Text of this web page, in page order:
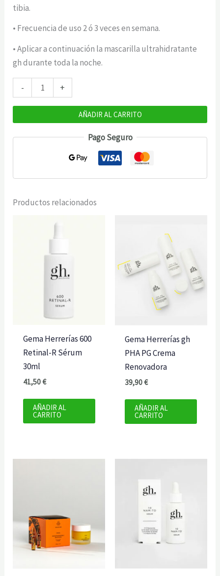
tibia.
• Frecuencia de uso 2 ó 3 veces en semana.
• Aplicar a continuación la mascarilla ultrahidratante
gh durante toda la noche.
-
Herrerías
Enzimático
40g
+
AÑADIR AL CARRITO
Pago Seguro
Productos relacionados
Gema Herrerías 600
Retinal-R Sérum
30ml
41,50€
AÑADIR AL
CARRITO
Gema Herrerías gh
PHA PG Crema
Renovadora
39,90€
AÑADIR AL
CARRITO